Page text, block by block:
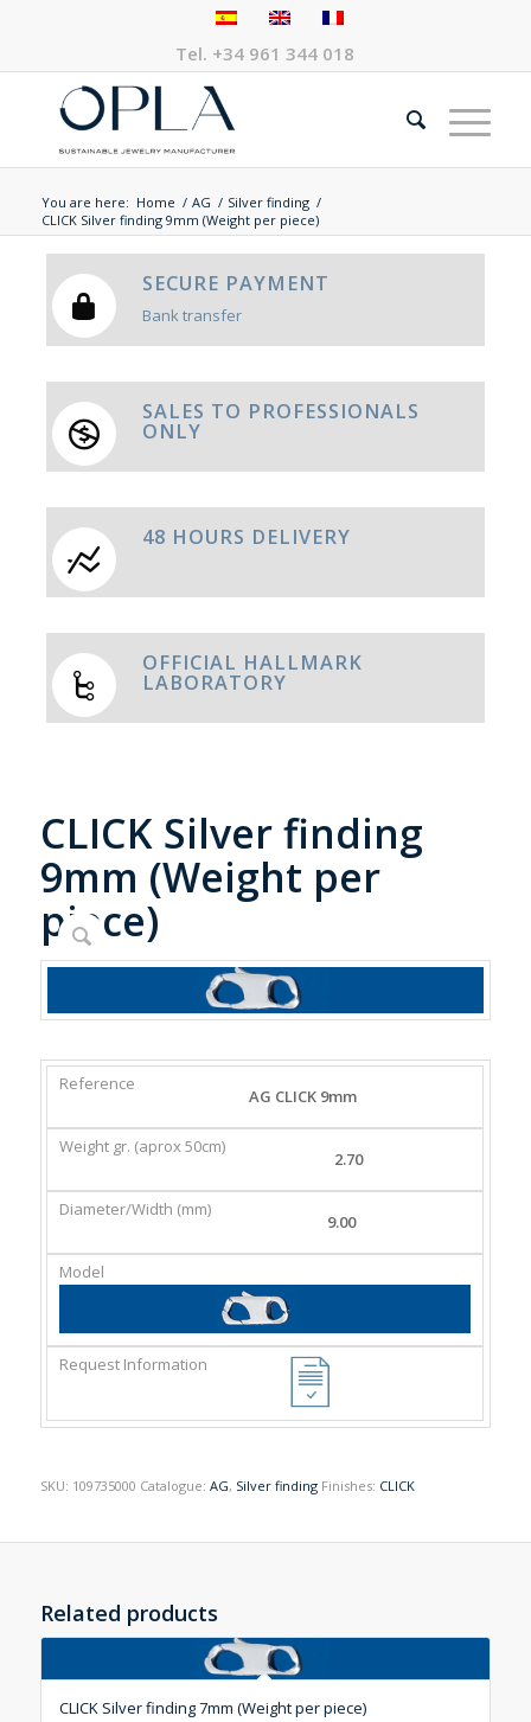
Tel. +34 961 344 018
You are here: Home / AG / Silver finding /
CLICK Silver finding 9mm (Weight per piece)
SECURE PAYMENT
Bank transfer
SALES TO PROFESSIONALS
ONLY
48 HOURS DELIVERY
OFFICIAL HALLMARK
LABORATORY
CLICK Silver finding
9mm (Weight per
piece)
REFERENCE
(APROX
DIAMETER/WIDTH
AG CLICK 9mm
2.70
9.00
SKU: 109735000 Catalogue: AG, Silver finding Finishes: CLICK
Related products
CLICK Silver finding 7mm (Weight per piece)